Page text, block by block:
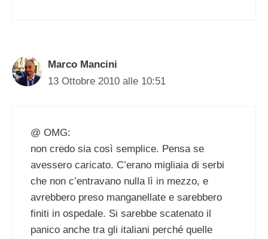
Marco Mancini
13 Ottobre 2010 alle 10:51
@ OMG:
non credo sia così semplice. Pensa se
avessero caricato. C’erano migliaia di serbi
che non c’entravano nulla lì in mezzo, e
avrebbero preso manganellate e sarebbero
finiti in ospedale. Si sarebbe scatenato il
panico anche tra gli italiani perché quelle